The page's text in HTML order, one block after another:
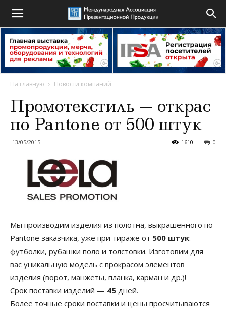
На главную Новости компаний
Промотекстиль — открас
по Pantone от 500 штук
13/05/2015 0
1610
Мы производим изделия из полотна, выкрашенного по
Pantone заказчика, уже при тираже от 500 штук:
футболки, рубашки поло и толстовки. Изготовим для
вас уникальную модель с прокрасом элементов
изделия (ворот, манжеты, планка, карман и др.)!
Срок поставки изделий — 45 дней.
Более точные сроки поставки и цены просчитываются